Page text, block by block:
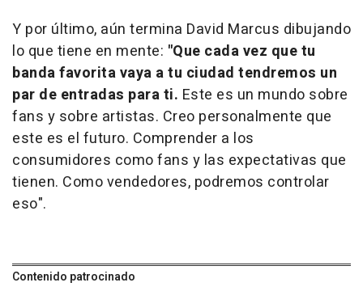
Y por último, aún termina David Marcus dibujando
lo que tiene en mente: "Que cada vez que tu
banda favorita vaya a tu ciudad tendremos un
par de entradas para ti. Este es un mundo sobre
fans y sobre artistas. Creo personalmente que
este es el futuro. Comprender a los
consumidores como fans y las expectativas que
tienen. Como vendedores, podremos controlar
eso".
Contenido patrocinado